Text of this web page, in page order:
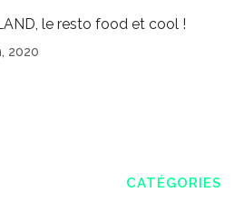
le resto food et cool !
2020
CATÉGORIES